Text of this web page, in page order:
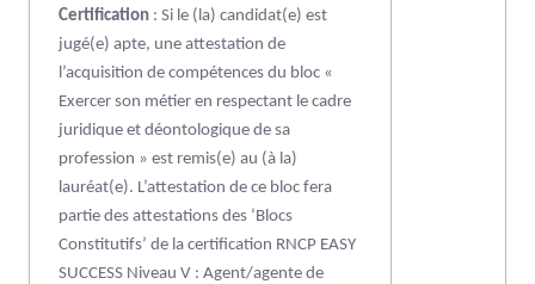
Certification : Si le (la) candidat(e) est
jugé(e) apte, une attestation de
l’acquisition de compétences du bloc «
Exercer son métier en respectant le cadre
juridique et déontologique de sa
profession » est remis(e) au (à la)
lauréat(e). L’attestation de ce bloc fera
partie des attestations des ‘Blocs
Constitutifs’ de la certification RNCP EASY
SUCCESS Niveau V : Agent/agente de